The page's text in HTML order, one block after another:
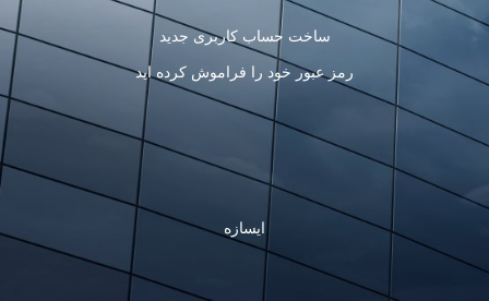
ساخت حساب کاربری جدید
رمز عبور خود را فراموش کرده اید
ایسازه